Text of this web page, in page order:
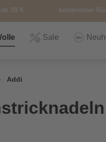
39 € kostenloser
Sale
Zubehör
Nähzubehör
Addi